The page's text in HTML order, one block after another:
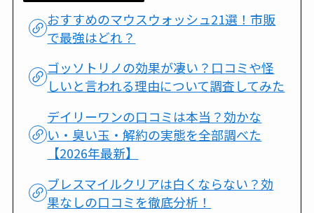
おすすめのマウスウォッシュ21選！市販
で最強はどれ？
ゴッソトリノの効果が凄い？口コミや怪
しいと言われる理由について調査してみた
デイリーワンの口コミは本当？効かな
い・臭い玉・解約の実態を全部調べた
【2026年最新】
ブレスマイルクリアは白くならない？効
果なしの口コミを徹底分析！